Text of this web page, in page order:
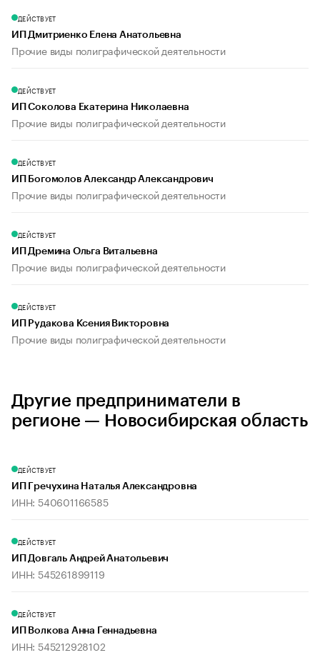
ДЕЙСТВУЕТ
ИП Дмитриенко Елена Анатольевна
Прочие виды полиграфической деятельности
ДЕЙСТВУЕТ
ИП Соколова Екатерина Николаевна
Прочие виды полиграфической деятельности
ДЕЙСТВУЕТ
ИП Богомолов Александр Александрович
Прочие виды полиграфической деятельности
ДЕЙСТВУЕТ
ИП Дремина Ольга Витальевна
Прочие виды полиграфической деятельности
ДЕЙСТВУЕТ
ИП Рудакова Ксения Викторовна
Прочие виды полиграфической деятельности
Другие предприниматели в
регионе — Новосибирская область
ДЕЙСТВУЕТ
ИП Гречухина Наталья Александровна
ИНН: 540601166585
ДЕЙСТВУЕТ
ИП Довгаль Андрей Анатольевич
ИНН: 545261899119
ДЕЙСТВУЕТ
ИП Волкова Анна Геннадьевна
ИНН: 545212928102